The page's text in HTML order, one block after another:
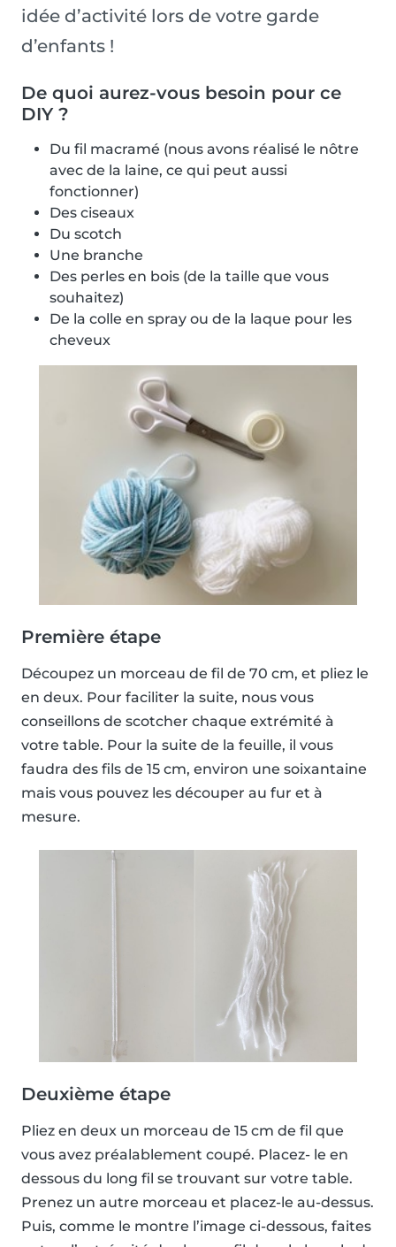
idée d’activité lors de votre garde
d’enfants !
De quoi aurez-vous besoin pour ce
DIY ?
Du fil macramé (nous avons réalisé le nôtre
avec de la laine, ce qui peut aussi
fonctionner)
Des ciseaux
Du scotch
Une branche
Des perles en bois (de la taille que vous
souhaitez)
De la colle en spray ou de la laque pour les
cheveux
Première étape
Découpez un morceau de fil de 70 cm, et pliez le
en deux. Pour faciliter la suite, nous vous
conseillons de scotcher chaque extrémité à
votre table. Pour la suite de la feuille, il vous
faudra des fils de 15 cm, environ une soixantaine
mais vous pouvez les découper au fur et à
mesure.
Deuxième étape
Pliez en deux un morceau de 15 cm de fil que
vous avez préalablement coupé. Placez- le en
dessous du long fil se trouvant sur votre table.
Prenez un autre morceau et placez-le au-dessus.
Puis, comme le montre l’image ci-dessous, faites